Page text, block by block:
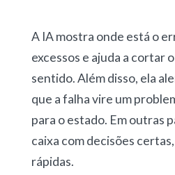
A IA mostra onde está o
excessos e ajuda a cortar
sentido. Além disso, ela
que a falha vire um
para o estado. Em outras
caixa com decisões
rápidas.